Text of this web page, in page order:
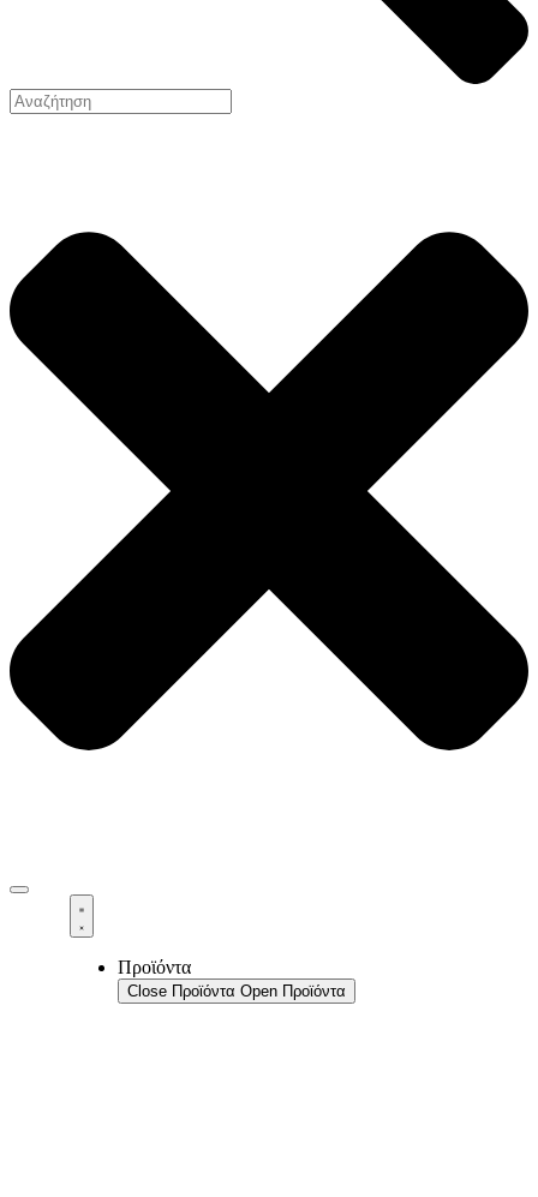
Προϊόντα
Close Προϊόντα Open Προϊόντα